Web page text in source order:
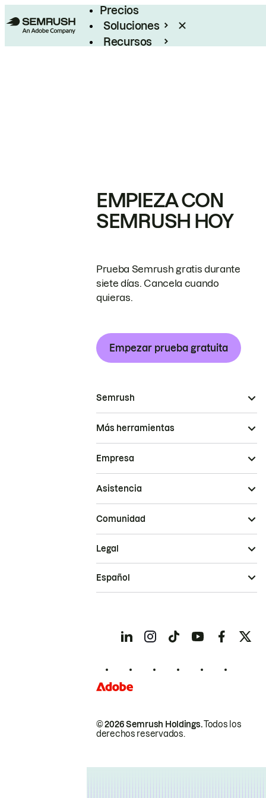
Precios
Soluciones
Recursos
EMPIEZA CON
SEMRUSH HOY
Prueba Semrush gratis durante
siete días. Cancela cuando
quieras.
Empezar prueba gratuita
Semrush
Más herramientas
Empresa
Asistencia
Comunidad
© 2026 Semrush Holdings.Todos los
derechos reservados.
Legal
Español